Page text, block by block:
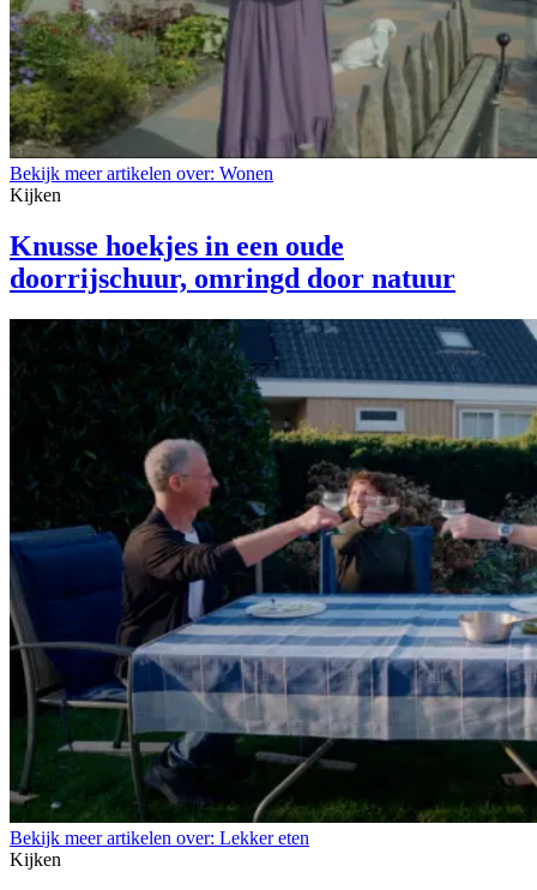
Bekijk meer artikelen over: Wonen
Kijken
Knusse hoekjes in een oude
doorrijschuur, omringd door natuur
Bekijk meer artikelen over: Lekker eten
Kijken